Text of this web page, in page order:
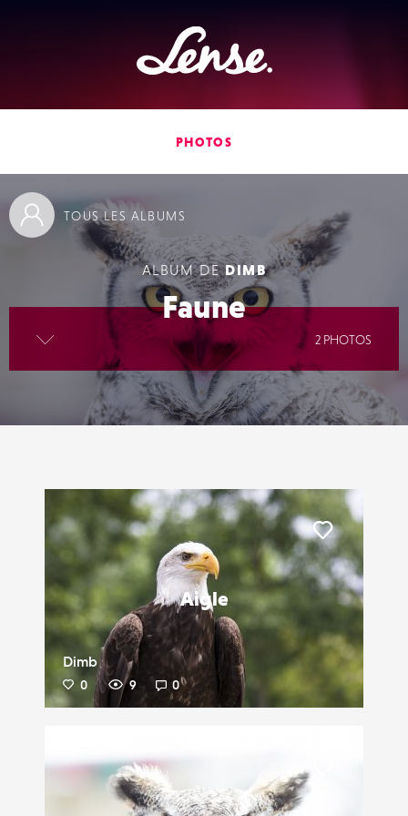
Lense
PHOTOS
ALBUM DEDIMB
Faune
lire la suite
2 PHOTOS
TOUSLES ALBUMS
Aigle
Dimb
0 9 0
Liker